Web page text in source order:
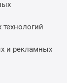
и рекламных